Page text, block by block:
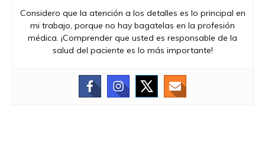
Considero que la atención a los detalles es lo principal en
mi trabajo, porque no hay bagatelas en la profesión
médica. ¡Comprender que usted es responsable de la
salud del paciente es lo más importante!